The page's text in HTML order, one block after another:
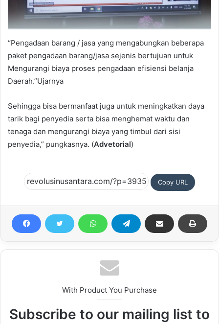
“Pengadaan barang / jasa yang mengabungkan beberapa
paket pengadaan barang/jasa sejenis bertujuan untuk
Mengurangi biaya proses pengadaan efisiensi belanja
Daerah.”Ujarnya
Sehingga bisa bermanfaat juga untuk meningkatkan daya
tarik bagi penyedia serta bisa menghemat waktu dan
tenaga dan mengurangi biaya yang timbul dari sisi
penyedia,” pungkasnya. (Advetorial)
Copy URL
With Product You Purchase
Subscribe to our mailing list to